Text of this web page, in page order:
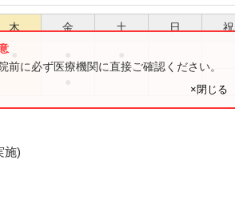
木 金 土 日 祝
に必ず医療機関に直接ご確認ください。
×閉じる
施)